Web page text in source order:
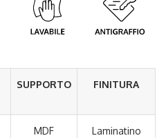
SUPPORTO FINITURA
MDF
Laminatino